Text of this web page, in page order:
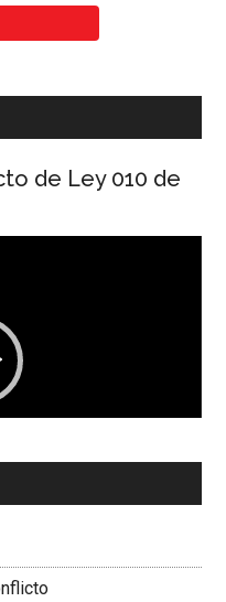
de Ley 010 de
01:04
Corporación